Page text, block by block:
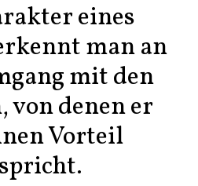
eines
man an
mit den
von denen er
Vorteil